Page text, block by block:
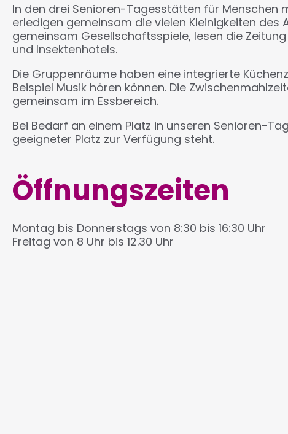
In den drei Senioren-Tagesstätten für Menschen
erledigen gemeinsam die vielen Kleinigkeiten des
gemeinsam Gesellschaftsspiele, lesen die
und Insektenhotels.
Die Gruppenräume haben eine integrierte
Beispiel Musik hören können. Die
gemeinsam im Essbereich.
Bei Bedarf an einem Platz in unseren Senioren-
geeigneter Platz zur Verfügung steht.
Öffnungszeiten
Montag bis Donnerstags von 8:30 bis 16:30 Uhr
Freitag von 8 Uhr bis 12.30 Uhr